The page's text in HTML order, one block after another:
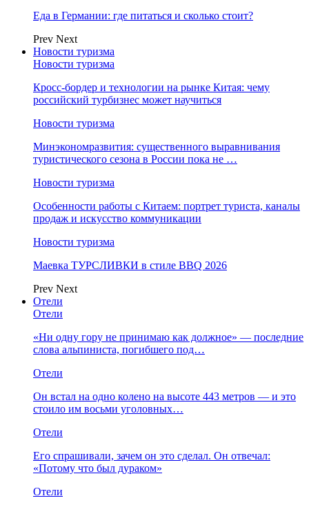
Еда в Германии: где питаться и сколько стоит?
Prev Next
Новости туризма
Новости туризма
Кросс-бордер и технологии на рынке Китая: чему
российский турбизнес может научиться
Новости туризма
Минэкономразвития: существенного выравнивания
туристического сезона в России пока не …
Новости туризма
Особенности работы с Китаем: портрет туриста, каналы
продаж и искусство коммуникации
Новости туризма
Маевка ТУРСЛИВКИ в стиле BBQ 2026
Prev Next
Отели
Отели
«Ни одну гору не принимаю как должное» — последние
слова альпиниста, погибшего под…
Отели
Он встал на одно колено на высоте 443 метров — и это
стоило им восьми уголовных…
Отели
Его спрашивали, зачем он это сделал. Он отвечал:
«Потому что был дураком»
Отели